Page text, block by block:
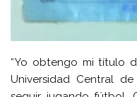
“Yo obtengo mi título
Universidad Central